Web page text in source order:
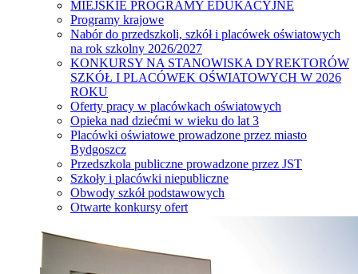
MIEJSKIE PROGRAMY EDUKACYJNE
Programy krajowe
Nabór do przedszkoli, szkół i placówek oświatowych
na rok szkolny 2026/2027
KONKURSY NA STANOWISKA DYREKTORÓW
SZKÓŁ I PLACÓWEK OŚWIATOWYCH W 2026
ROKU
Oferty pracy w placówkach oświatowych
Opieka nad dziećmi w wieku do lat 3
Placówki oświatowe prowadzone przez miasto
Bydgoszcz
Przedszkola publiczne prowadzone przez JST
Szkoły i placówki niepubliczne
Obwody szkół podstawowych
Otwarte konkursy ofert